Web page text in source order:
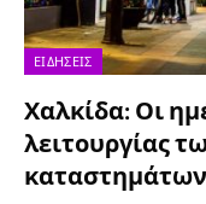
ΕΙΔΉΣΕΙΣ
Χαλκίδα: Οι
λειτουργίας